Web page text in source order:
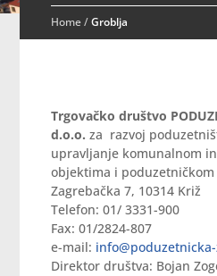
Home/Groblja
Trgovačko društvo
d.o.o. za razvoj
upravljanje komunalnom
objektima i poduzetničkom
Zagrebačka 7, 10314 Križ
Telefon: 01/ 3331-900
Fax: 01/2824-807
e-mail:
Direktor društva: Bojan